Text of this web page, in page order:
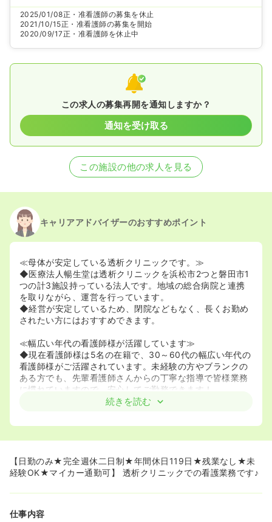
2025/01/08正・准看護師の募集を休止
2021/10/15正・准看護師の募集を開始
2020/09/17正・准看護師を休止中
この求人の募集再開を通知しますか？
通知を受け取る
この施設の他の求人を見る
キャリアアドバイザーのおすすめポイント
≪母体が安定している透析クリニックです。≫
◆医療法人暢生堂は透析クリニックを浜松市2つと磐田市1
つの計3施設持っている法人です。地域の総合病院と連携
を取りながら、運営を行っています。
◆経営が安定しているため、閉院などもなく、長くお勤め
されたい方にはおすすめできます。
≪幅広い年代の看護師様が活躍しています≫
◆現在看護師様は5名の在籍で、30～60代の幅広い年代の
看護師様がご活躍されています。未経験の方やブランクの
ある方でも、先輩看護師さんからの丁寧な指導で皆様業務
に慣れていますので、安心してご勤務できます！
求人です！≫
ススメです。
◆準夜勤がない貴重な透析求人になります。ご家庭の事情
◆完全週休二日制で日曜日固定休みのため、予定を立てや
◆年間休日も毎年120日前後と多めです。
続きを読む
【日勤のみ★完全週休二日制★年間休日119日★残業なし★未
経験OK★マイカー通勤可】 透析クリニックでの看護業務です♪
仕事内容